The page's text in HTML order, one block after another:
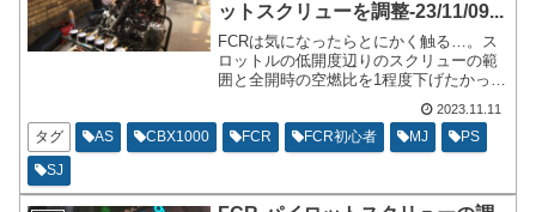
ットスクリューを調整-23/11/09...
FCRは気になったらとにかく触る…。ス
ロットルの低開度辺りのスクリューの範
囲と全開時の空燃比を1程度下げたかった
はSJをあまり触らないときめていたので
すが、48→45→48→45→48と短期間で行
ったり来たりを繰り返してるような状態
2023.11.11
タグ AS CBX1000 FCR FCR初心者 MJ
PS
SJ